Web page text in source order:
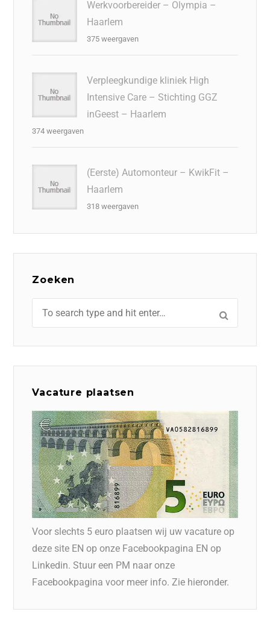
Werkvoorbereider – Olympia –
Haarlem
375 weergaven
Verpleegkundige kliniek High
Intensive Care – Stichting GGZ
inGeest – Haarlem
374 weergaven
(Eerste) Automonteur – KwikFit –
Haarlem
318 weergaven
Zoeken
Vacature plaatsen
Voor slechts 5 euro plaatsen wij uw vacature op
deze site EN op onze Facebookpagina EN op
Linkedin. Stuur een PM naar onze
Facebookpagina voor meer info. Zie hieronder.